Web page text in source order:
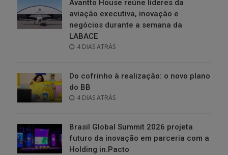
Avantto House reúne líderes da
aviação executiva, inovação e
negócios durante a semana da
LABACE
POSTED
4 DIAS ATRÁS
Do cofrinho à realização: o novo plano
do BB
POSTED
4 DIAS ATRÁS
Brasil Global Summit 2026 projeta
futuro da inovação em parceria com a
Holding in.Pacto